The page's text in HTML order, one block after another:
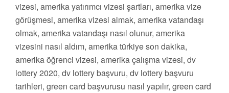
vizesi, amerika yatırımcı vizesi şartları, amerika vize
görüşmesi, amerika vizesi almak, amerika vatandaşı
olmak, amerika vatandaşı nasıl olunur, amerika
vizesini nasıl aldım, amerika türkiye son dakika,
amerika öğrenci vizesi, amerika çalışma vizesi, dv
lottery 2020, dv lottery başvuru, dv lottery başvuru
tarihleri, green card başvurusu nasıl yapılır, green card